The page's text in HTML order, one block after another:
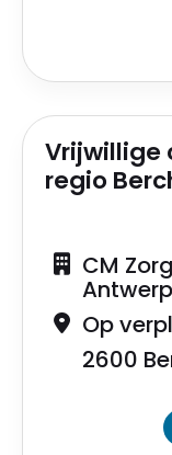
Vrijwillige
regio
CM
Op
2600